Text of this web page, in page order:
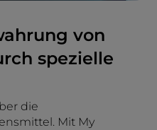
von
spezielle
die
Mit My